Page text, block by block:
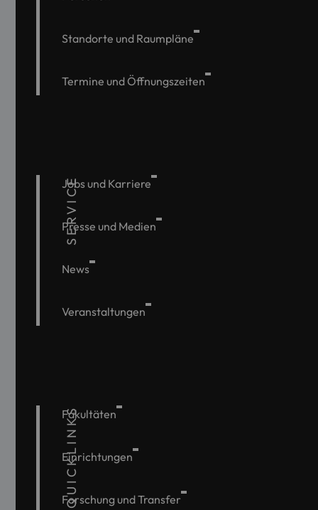
Standorte und Raumpläne
Termine und Öffnungszeiten
SERVICE
Jobs und Karriere
Presse und Medien
News
Veranstaltungen
QUICKLINKS
Fakultäten
Einrichtungen
Forschung und Transfer